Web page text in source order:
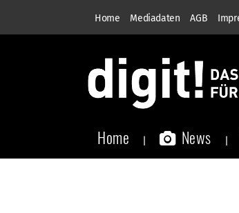
Home Mediadaten AGB
Home News